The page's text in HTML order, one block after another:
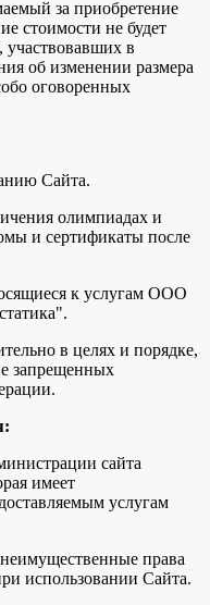
за приобретение
стоимости не будет
участвовавших в
об изменении размера
оговоренных
Сайта.
олимпиадах и
и сертификаты после
к услугам ООО
в целях и порядке,
запрещенных
сайта
имеет
услугам
права
использовании Сайта.